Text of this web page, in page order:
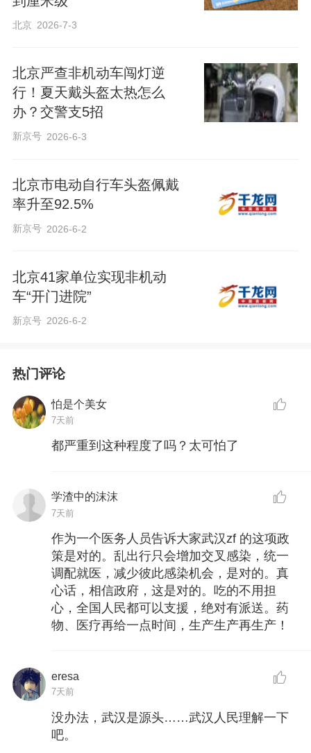
北京 2026-7-3
北京严查非机动车闯灯逆
行！夏天戴头盔太热怎么
办？交警支5招
新京号 2026-6-3
北京市电动自行车头盔佩戴
率升至92.5%
新京号 2026-6-2
北京41家单位实现非机动
车“开门进院”
新京号 2026-6-2
热门评论
怕是个美女
7天前
都严重到这种程度了吗？太可怕了
学渣中的沫沫
7天前
作为一个医务人员告诉大家武汉zf 的这项政
策是对的。乱出行只会增加交叉感染，统一
调配就医，减少彼此感染机会，是对的。真
心话，相信政府，这是对的。吃的不用担
心，全国人民都可以支援，绝对有派送。药
物、医疗再给一点时间，生产生产再生产！
eresa
7天前
没办法，武汉是源头……武汉人民理解一下
吧。